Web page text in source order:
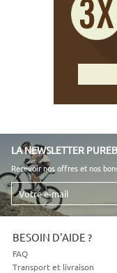
LA NEWSLETTER
Recevoir nos offres et nos
Votre
e-
mail
BESOIN D'AIDE ?
FAQ
Transport et livraison